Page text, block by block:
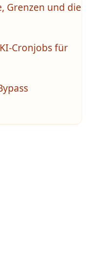
Grenzen und die
Cronjobs für